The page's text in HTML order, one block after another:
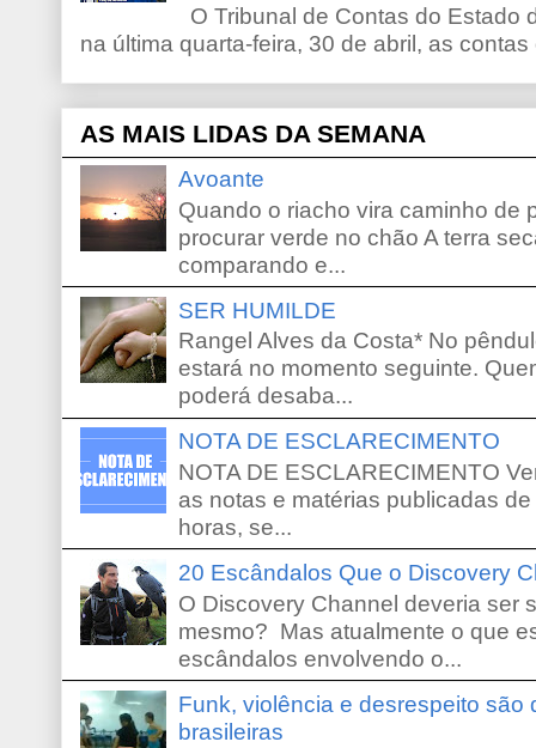
O Tribunal de Contas do Estado
na última quarta-feira, 30 de abril, as
AS MAIS LIDAS DA SEMANA
Avoante
Quando o riacho vira caminho de
procurar verde no chão A terra
comparando e...
SER HUMILDE
Rangel Alves da Costa* No
estará no momento seguinte.
poderá desaba...
NOTA DE ESCLARECIMENTO
NOTA DE ESCLARECIMENTO
as notas e matérias publicadas
horas, se...
20 Escândalos Que o Discovery
O Discovery Channel deveria ser
mesmo? Mas atualmente o que
escândalos envolvendo o...
Funk, violência e desrespeito são
brasileiras